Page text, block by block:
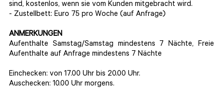
sind, kostenlos, wenn sie vom Kunden mitgebracht wird.
- Zustellbett: Euro 75 pro Woche (auf Anfrage)
ANMERKUNGEN
Aufenthalte Samstag/Samstag mindestens 7 Nächte, Freie
Aufenthalte auf Anfrage mindestens 7 Nächte
Einchecken: von 17.00 Uhr bis 20.00 Uhr.
Auschecken: 10.00 Uhr morgens.